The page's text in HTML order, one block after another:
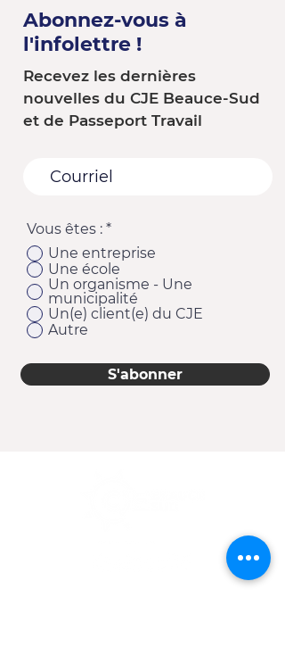
Abonnez-vous à
l'infolettre !
Recevez les dernières
nouvelles du CJE Beauce-Sud
et de Passeport Travail
Vous êtes : *
Une entreprise
Une école
Un organisme - Une
municipalité
Un(e) client(e) du CJE
Autre
S'abonner